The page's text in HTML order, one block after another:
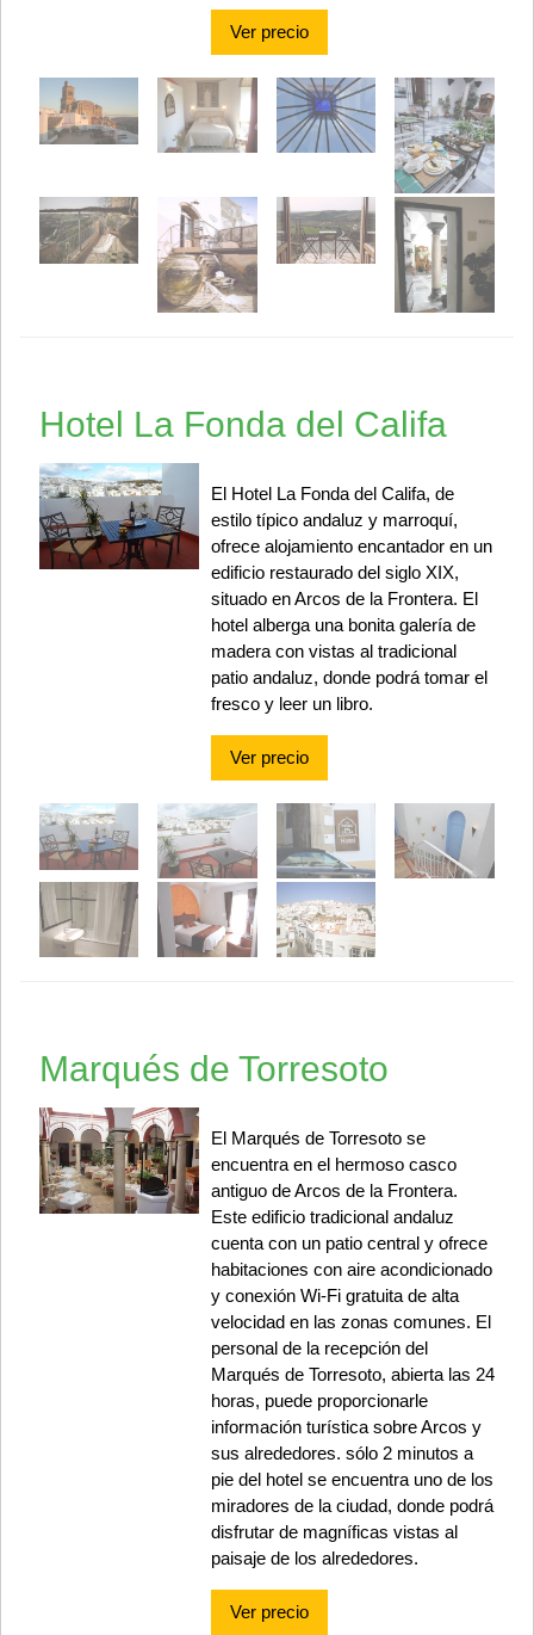
Ver precio
Hotel La Fonda del Califa
El Hotel La Fonda del Califa, de
estilo típico andaluz y marroquí,
ofrece alojamiento encantador en un
edificio restaurado del siglo XIX,
situado en Arcos de la Frontera. El
hotel alberga una bonita galería de
madera con vistas al tradicional
patio andaluz, donde podrá tomar el
fresco y leer un libro.
Ver precio
Marqués de Torresoto
El Marqués de Torresoto se
encuentra en el hermoso casco
antiguo de Arcos de la Frontera.
Este edificio tradicional andaluz
cuenta con un patio central y ofrece
habitaciones con aire acondicionado
y conexión Wi-Fi gratuita de alta
velocidad en las zonas comunes. El
personal de la recepción del
Marqués de Torresoto, abierta las 24
horas, puede proporcionarle
información turística sobre Arcos y
sus alrededores. sólo 2 minutos a
pie del hotel se encuentra uno de los
miradores de la ciudad, donde podrá
disfrutar de magníficas vistas al
paisaje de los alrededores.
Ver precio